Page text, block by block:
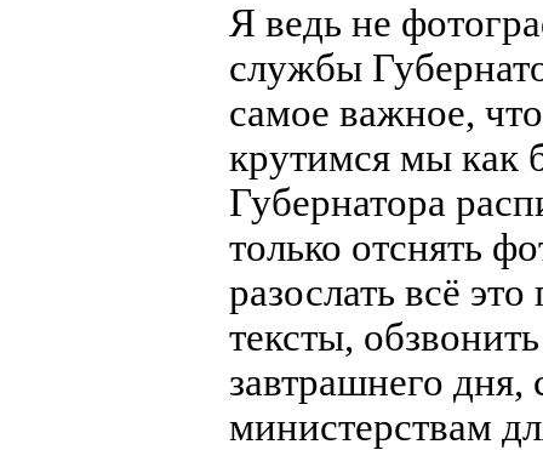
Я ведь не
службы
самое важное,
крутимся мы как
Губернатора
только отснять
разослать всё
тексты,
завтрашнего дня,
министерствам